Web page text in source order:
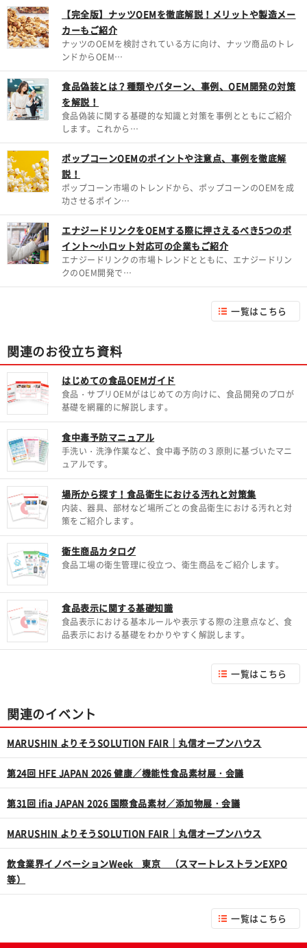
【完全版】ナッツOEMを徹底解説！メリットや製造メー
カーもご紹介
ナッツのOEMを検討されている方に向け、ナッツ商品のトレ
ンドからOEM…
食品偽装とは？種類やパターン、事例、OEM開発の対策
を解説！
食品偽装に関する基礎的な知識と対策を事例とともにご紹介
します。これから…
ポップコーンOEMのポイントや注意点、事例を徹底解
説！
ポップコーン市場のトレンドから、ポップコーンのOEMを成
功させるポイン…
エナジードリンクをOEMする際に押さえるべき5つのポ
イント～小ロット対応可の企業もご紹介
エナジードリンクの市場トレンドとともに、エナジードリン
クのOEM開発で…
一覧はこちら
関連のお役立ち資料
はじめての食品OEMガイド
食品・サプリOEMがはじめての方向けに、食品開発のプロが
基礎を網羅的に解説します。
食中毒予防マニュアル
手洗い・洗浄作業など、食中毒予防の３原則に基づいたマニ
ュアルです。
場所から探す！食品衛生における汚れと対策集
内装、器具、部材など場所ごとの食品衛生における汚れと対
策をご紹介します。
衛生商品カタログ
食品工場の衛生管理に役立つ、衛生商品をご紹介します。
食品表示に関する基礎知識
食品表示における基本ルールや表示する際の注意点など、食
品表示における基礎をわかりやすく解説します。
一覧はこちら
関連のイベント
MARUSHIN よりそうSOLUTION FAIR｜丸信オープンハウス
第24回 HFE JAPAN 2026 健康／機能性食品素材展・会議
第31回 ifia JAPAN 2026 国際食品素材／添加物展・会議
MARUSHIN よりそうSOLUTION FAIR｜丸信オープンハウス
飲食業界イノベーションWeek 東京 （スマートレストランEXPO
等）
一覧はこちら